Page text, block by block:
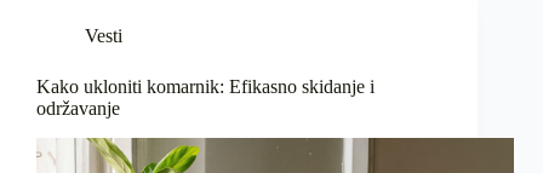
Vesti
Kako ukloniti komarnik: Efikasno skidanje i
održavanje